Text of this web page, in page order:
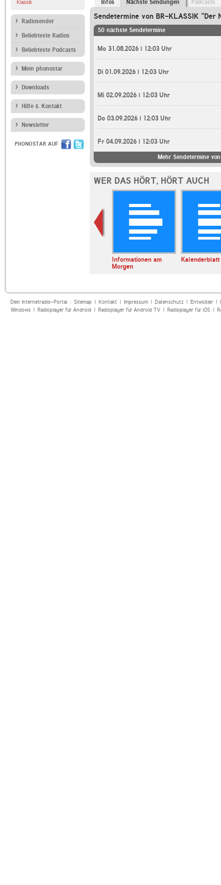
Klassik
Radiosender
Beliebteste Radios
Beliebteste Podcasts
Mein phonostar
Downloads
Hilfe & Kontakt
Newsletter
PHONOSTAR AUF
Infos Nächste Sendungen Podcasts
Sendetermine von BR-KLASSIK "Der
50 nächste Sendetermine
Mo 31.08.2026 | 12:03 Uhr
Di 01.09.2026 | 12:03 Uhr
Mi 02.09.2026 | 12:03 Uhr
Do 03.09.2026 | 12:03 Uhr
Fr 04.09.2026 | 12:03 Uhr
Mehr Sendetermine
WER DAS HÖRT, HÖRT AUCH
Informationen am
Morgen
Kalenderblatt
Dein Internetradio-Portal : Sitemap| Kontakt| Impressum| Datenschutz| Entwickler|
Windows| Radioplayer für Android| Radioplayer für Android TV| Radioplayer für iOS|